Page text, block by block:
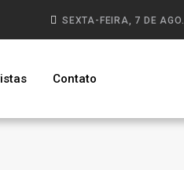
SEXTA-FEIRA, 7 DE
Contato